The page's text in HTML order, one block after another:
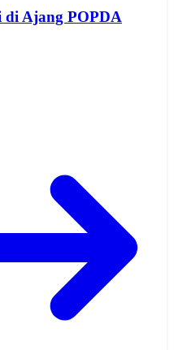
di Ajang POPDA